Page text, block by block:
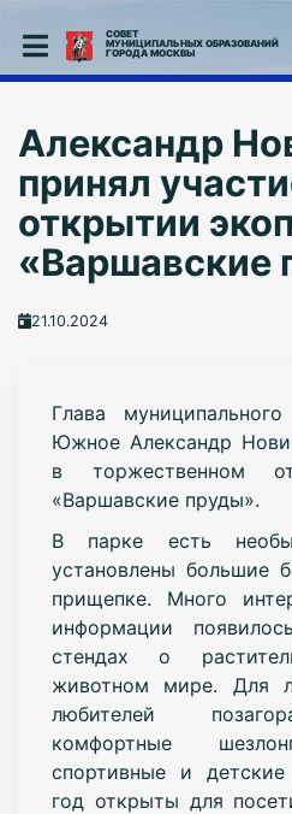
СОВЕТ
МУНИЦИПАЛЬНЫХ ОБРАЗОВАНИЙ
ГОРОДА МОСКВЫ
Александр
принял
открытии
«Варшавские
21.10.2024
Глава
Южное Александр
в торжественном
«Варшавские пруды».
В парке есть
установлены большие
прищепке. Много
информации
стендах о
животном мире. Для
любителей
комфортные
спортивные и
год открыты для